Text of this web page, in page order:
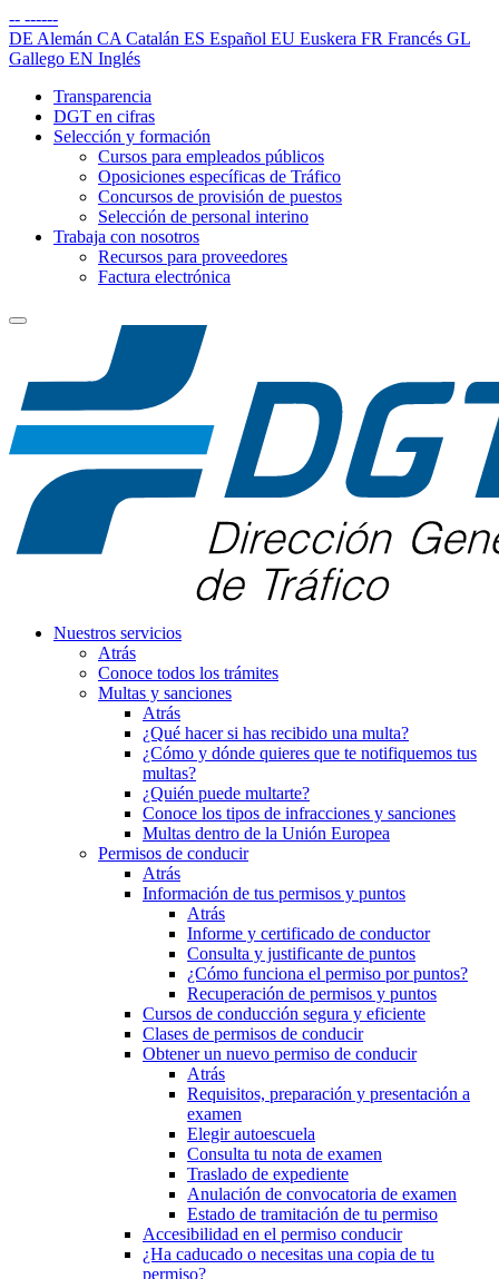
-- ------
DE Alemán CA Catalán ES Español EU Euskera FR Francés GL
Gallego EN Inglés
Transparencia
DGT en cifras
Selección y formación
Cursos para empleados públicos
Oposiciones específicas de Tráfico
Concursos de provisión de puestos
Selección de personal interino
Trabaja con nosotros
Recursos para proveedores
Factura electrónica
Nuestros servicios
Atrás
Conoce todos los trámites
Multas y sanciones
Atrás
¿Qué hacer si has recibido una multa?
¿Cómo y dónde quieres que te notifiquemos tus
multas?
¿Quién puede multarte?
Conoce los tipos de infracciones y sanciones
Multas dentro de la Unión Europea
Permisos de conducir
Atrás
Información de tus permisos y puntos
Atrás
Informe y certificado de conductor
Consulta y justificante de puntos
¿Cómo funciona el permiso por puntos?
Recuperación de permisos y puntos
Cursos de conducción segura y eficiente
Clases de permisos de conducir
Obtener un nuevo permiso de conducir
Atrás
Requisitos, preparación y presentación a
examen
Elegir autoescuela
Consulta tu nota de examen
Traslado de expediente
Anulación de convocatoria de examen
Estado de tramitación de tu permiso
Accesibilidad en el permiso conducir
¿Ha caducado o necesitas una copia de tu
permiso?